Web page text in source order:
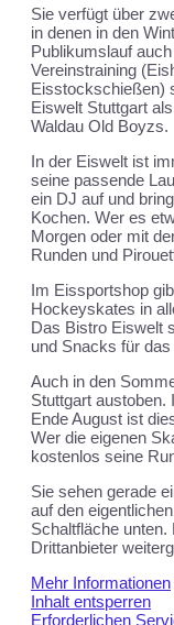
Sie verfügt über
in denen in den
Publikumslauf
Vereinstraining
Eisstockschießen)
Eiswelt Stuttgart
Waldau Old Boyzs.
In der Eiswelt ist
seine passende
ein DJ auf und
Kochen. Wer es
Morgen oder mit
Runden und
Im Eissportshop
Hockeyskates in
Das Bistro Eiswelt
und Snacks für
Auch in den
Stuttgart austoben.
Ende August ist
Wer die eigenen
kostenlos seine
Sie sehen gerade
auf den
Schaltfläche
Drittanbieter
Mehr Informationen
Inhalt entsperren
Erforderlichen